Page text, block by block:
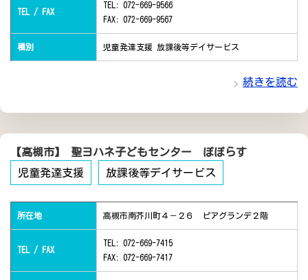
TEL / FAX
TEL: 072-669-9566
FAX: 072-669-9567
種別 児童発達支援 放課後等デイサービス
続きを読む
【高槻市】 聖ヨハネ子どもセンター ぽぽらす
児童発達支援
放課後等デイサービス
所在地 高槻市南芥川町４－２６ ピアグランデ２階
TEL / FAX
TEL: 072-669-7415
FAX: 072-669-7417